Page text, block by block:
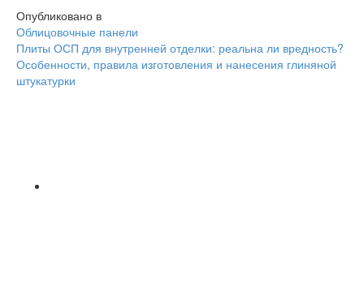
Опубликовано в
Облицовочные панели
Навигация
Плиты ОСП для внутренней отделки: реальна ли вредность?
Особенности, правила изготовления и нанесения глиняной
штукатурки